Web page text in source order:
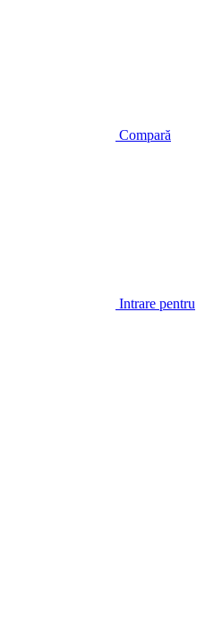
Compară
Intrare pentru